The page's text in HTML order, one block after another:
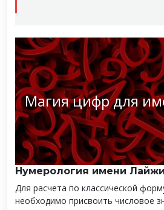
Магия цифр для
Нумерология имени
Для расчета по классической
необходимо присвоить числовое